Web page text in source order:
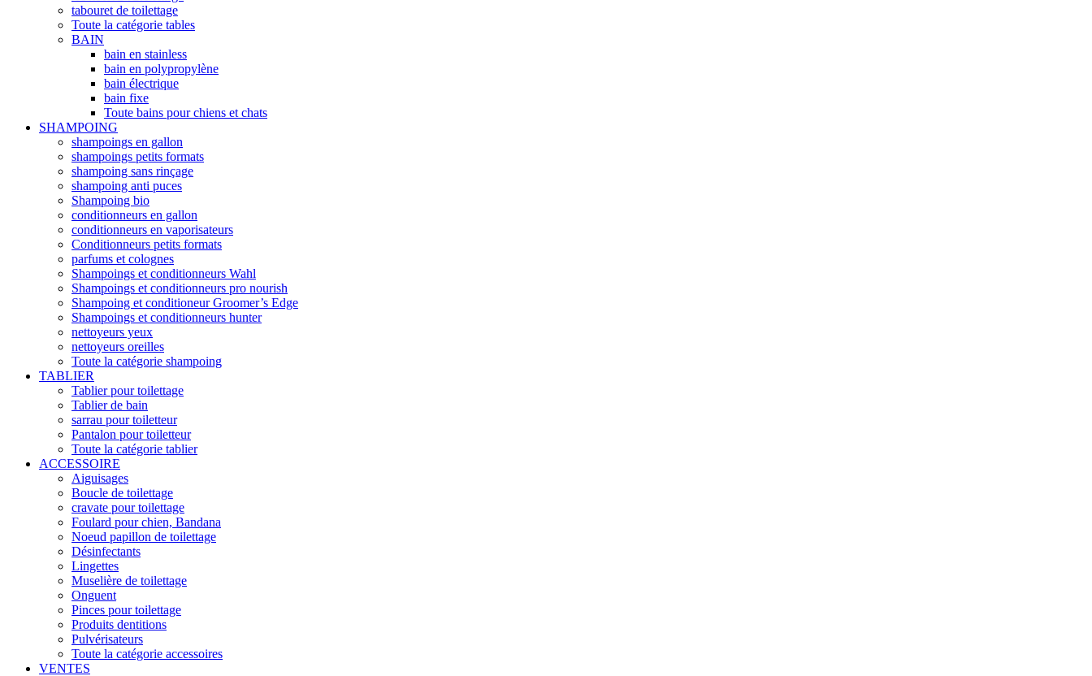
tabouret de toilettage
Toute la catégorie tables
BAIN
bain en stainless
bain en polypropylène
bain électrique
bain fixe
Toute bains pour chiens et chats
SHAMPOING
shampoings en gallon
shampoings petits formats
shampoing sans rinçage
shampoing anti puces
Shampoing bio
conditionneurs en gallon
conditionneurs en vaporisateurs
Conditionneurs petits formats
parfums et colognes
Shampoings et conditionneurs Wahl
Shampoings et conditionneurs pro nourish
Shampoing et conditioneur Groomer’s Edge
Shampoings et conditionneurs hunter
nettoyeurs yeux
nettoyeurs oreilles
Toute la catégorie shampoing
TABLIER
Tablier pour toilettage
Tablier de bain
sarrau pour toiletteur
Pantalon pour toiletteur
Toute la catégorie tablier
ACCESSOIRE
Aiguisages
Boucle de toilettage
cravate pour toilettage
Foulard pour chien, Bandana
Noeud papillon de toilettage
Désinfectants
Lingettes
Muselière de toilettage
Onguent
Pinces pour toilettage
Produits dentitions
Pulvérisateurs
Toute la catégorie accessoires
VENTES